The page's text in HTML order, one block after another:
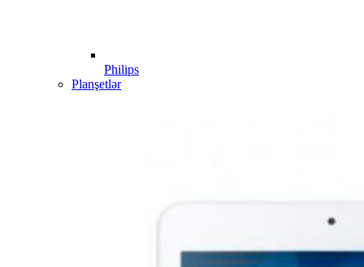
Philips
Planşetlər